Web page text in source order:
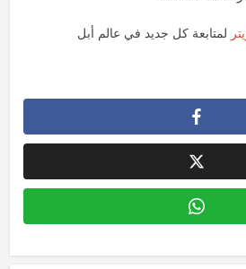
لمتابعة كل جديد في عالم أبل